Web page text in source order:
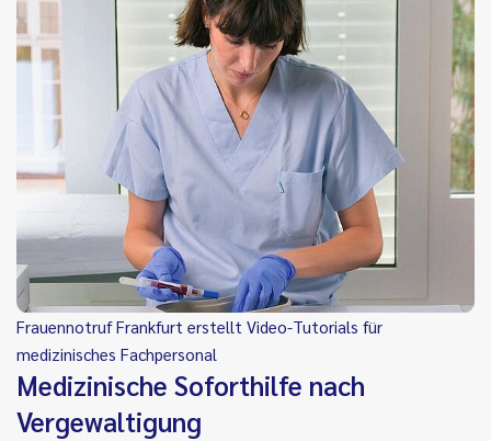
Frauennotruf Frankfurt erstellt Video-Tutorials für
medizinisches Fachpersonal
Medizinische Soforthilfe nach
Vergewaltigung